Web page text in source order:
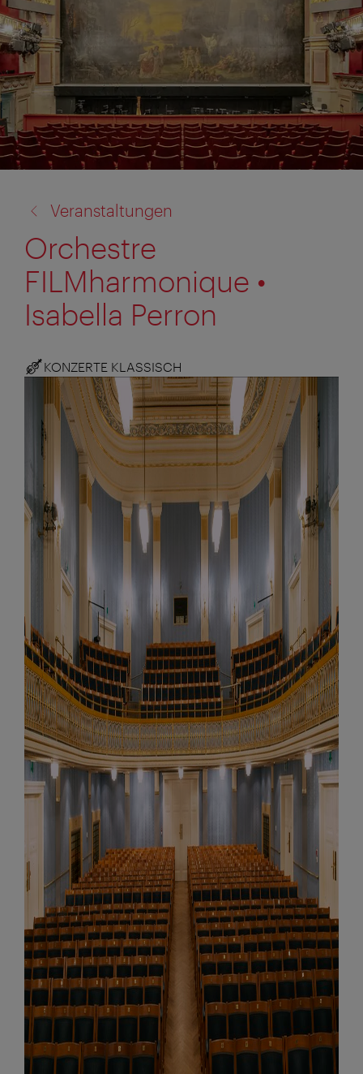
zu:
Veranstaltungen
Orchestre
FILMharmonique •
Isabella Perron
KONZERTE KLASSISCH